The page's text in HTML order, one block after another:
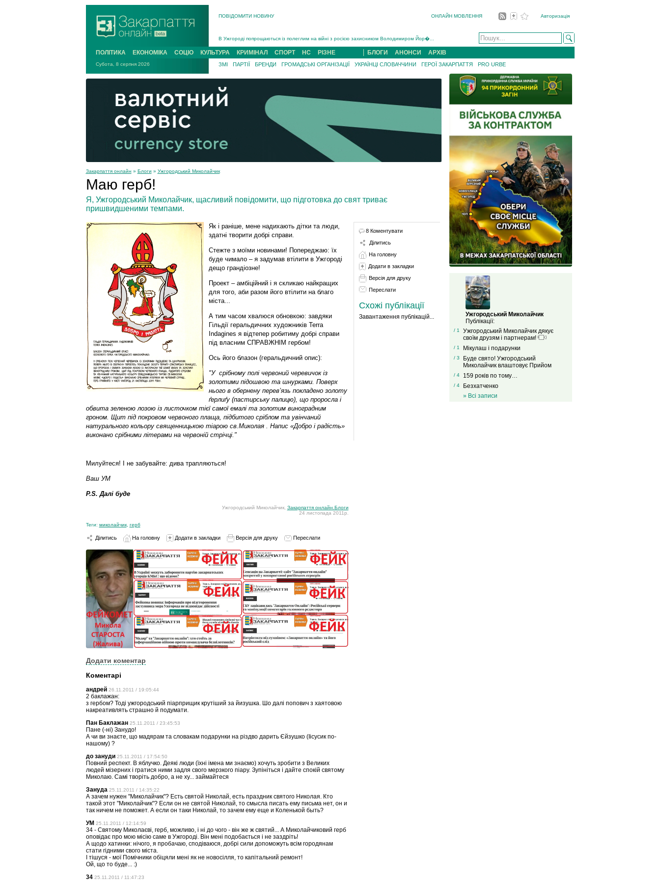
ПОВІДОМИТИ НОВИНУ ОНЛАЙН МОВЛЕННЯ Авторизація
В Ужгороді попрощаються із полеглим на війні з росією захисником Володимиром Йор�...
В Ужгороді 5 серпня попрощаються із захисником Богданом Югасом, який два роки �...
Підтвердили загибель захисника із Нанкова на Хустщині Юліана Гербея (ФОТО)[/gree...
На війні з рф поліг військовий з Виноградова Ігнат Роздяловський (ФОТО)...
На Хустщині внаслідок ДТП за участі трьох авто постраждали 13 людей (ФОТО)...
Інструктора районного ТЦК на Закарпатті судитимуть за обвинувачен...
ПОЛІТИКА ЕКОНОМІКА СОЦІО КУЛЬТУРА КРИМІНАЛ СПОРТ НС РІЗНЕ БЛОГИ АНОНСИ АРХІВ
Субота, 8 серпня 2026 ЗМІ ПАРТІЇ БРЕНДИ ГРОМАДСЬКІ ОРГАНІЗАЦІЇ УКРАЇНЦІ СЛОВАЧЧИНИ ГЕРОЇ ЗАКАРПАТТЯ PRO URBE
Закарпаття онлайн » Блоги » Ужгородський Миколайчик
Маю герб!
Я, Ужгородський Миколайчик, щасливий повідомити, що підготовка до свят триває
пришвидшеними темпами.
Як і раніше, мене надихають дітки та люди,
здатні творити добрі справи.
Стежте з моїми новинами! Попереджаю: їх
буде чимало – я задумав втілити в Ужгороді
дещо грандіозне!
Проект – амбіційний і я скликаю найкращих
для того, аби разом його втілити на благо
міста...
А тим часом хвалюся обновкою: завдяки
Гільдії геральдичних художників Terra
Indagines я відтепер робитиму добрі справи
під власним СПРАВЖНІМ гербом!
Ось його блазон (геральдичний опис):
"У срібному полі червоний черевичок із
золотими підошвою та шнурками. Поверх
нього в обернену перев’язь покладено золоту
ґерлиґу (пастирську палицю), що проросла і
обвита зеленою лозою із листочком тієї самої емалі та золотим виноградним
гроном. Щит під покровом червоного плаща, підбитого сріблом та увінчаний
натурального кольору священницькою тіарою св.Миколая . Напис «Добро і радість»
виконано срібними літерами на червоній стрічці."
Милуйтеся! І не забувайте: дива трапляються!
Ваш УМ
P.S. Далі буде
Ужгородський Миколайчик, Закарпаття онлайн.Блоги
24 листопада 2011р.
Теги: миколайчик, герб
Ділитись На головну Додати в закладки Версія для друку Переслати
Додати коментар
Коментарі
андрей 26.11.2011 / 19:05:44
2 баклажан:
з гербом? Тоді ужгородський піарприщик крутіший за йизушка. Шо далі попович з хаятовою
накреативлять страшно й подумати.
Пан Баклажан 25.11.2011 / 23:45:53
Пане (-ні) Занудо!
А чи ви знаєте, що мадярам та словакам подарунки на різдво дарить Єйзушко (Іісусик по-
нашому) ?
до зануди 25.11.2011 / 17:54:50
Повний респект. В яблучко. Деякі люди (їхні імена ми знаємо) хочуть зробити з Великих
людей мізерних і гратися ними задля свого мерзкого піару. Зупініться і дайте спокій святому
Миколаю. Самі творіть добро, а не ху... займайтеся
Зануда 25.11.2011 / 14:35:22
А зачем нужен "Миколайчик"? Есть святой Николай, есть праздник святого Николая. Кто
такой этот "Миколайчик"? Если он не святой Николай, то смысла писать ему письма нет, он и
так ничем не поможет. А если он таки Николай, то зачем ему еще и Коленькой быть?
УМ 25.11.2011 / 12:14:59
34 - Святому Миколаєві, герб, можливо, і ні до чого - він же ж святий... А Миколайчиковий герб
оповідає про мою місію саме в Ужгороді. Він мені подобається і не заздріть!
А щодо хатинки: нічого, я пробачаю, сподіваюся, добрі сили допоможуть всім городянам
стати гідними свого міста.
І тішуся - мої Помічники обіцяли мені як не новосілля, то капітальний ремонт!
Ой, що то буде... :)
34 25.11.2011 / 11:47:23
8 Коментувати
Ділитись
На головну
Додати в закладки
Версія для друку
Переслати
Схожі публікації
Завантаження публікацій...
Ужгородський Миколайчик
Публікації:
/ 1
Ужгородський Миколайчик дякує
своїм друзям і партнерам!
/ 1 Мікулаш і подарунки
/ 3
Буде свято! Ужгородський
Миколайчик влаштовує Прийом
/ 4 159 років по тому…
/ 4
Безхатченко
» Всі записи